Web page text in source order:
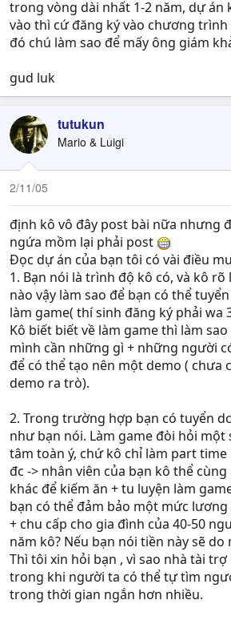
trong vòng dài nhất 1-2 năm, dự án
vào thì cứ đăng ký vào chương trình
đó chú làm sao để mấy ông giám
gud luk
tutukun
Mario & Luigi
2/11/05
định kô vô đây post bài nữa nhưng
ngứa mồm lại phải post
Đọc dự án của bạn tôi có vài điều
1. Bạn nói là trình độ kô có, và kô
nào vậy làm sao để bạn có thể
làm game( thí sinh đăng ký phải wa
Kô biết biết về làm game thì làm
mình cần những gì + những người
để có thể tạo nên một demo ( chưa
demo ra trò).
2. Trong trường hợp bạn có tuyển
như bạn nói. Làm game đòi hỏi một
tâm toàn ý, chứ kô chỉ làm part time
đc -> nhân viên của bạn kô thể
khác để kiếm ăn + tu luyện làm
bạn có thể đảm bảo một mức
+ chu cấp cho gia đình của 40-50
năm kô? Nếu bạn nói tiền này sẽ
Thì tôi xin hỏi bạn , vì sao nhà tài
trong khi người ta có thể tự tìm
trong thời gian ngắn hơn nhiều.